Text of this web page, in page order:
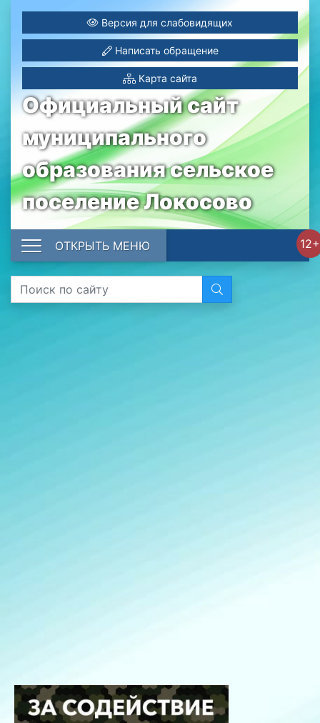
Официальный сайт
муниципального
образования сельское
поселение Локосово
Версия для слабовидящих
Написать обращение
Карта сайта
12+
ОТКРЫТЬ МЕНЮ